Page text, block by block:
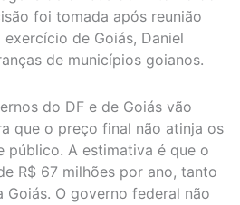
foi tomada após reunião
de Goiás, Daniel
de municípios goianos.
do DF e de Goiás vão
que o preço final não atinja os
público. A estimativa é que o
R$ 67 milhões por ano, tanto
Goiás. O governo federal não